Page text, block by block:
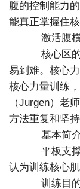
腹的控制能力
能真正掌握住核
激活腹横
核心区的
易到难。核心
核心力量训练
（Jurgen）老
方法重复和坚
基本简
平板支撑
认为训练核心
训练目